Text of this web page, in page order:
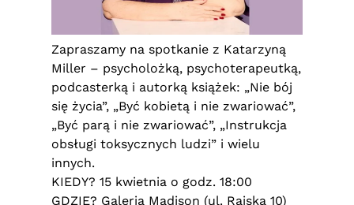
Zapraszamy na spotkanie z Katarzyną
Miller – psycholożką, psychoterapeutką,
podcasterką i autorką książek: „Nie bój
się życia”, „Być kobietą i nie zwariować”,
„Być parą i nie zwariować”, „Instrukcja
obsługi toksycznych ludzi” i wielu
innych.
KIEDY? 15 kwietnia o godz. 18:00
GDZIE? Galeria Madison (ul. Rajska 10)